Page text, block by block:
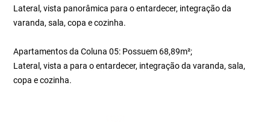
Lateral, vista panorâmica para o entardecer, integração da
varanda, sala, copa e cozinha.
Apartamentos da Coluna 05: Possuem 68,89m²;
Lateral, vista a para o entardecer, integração da varanda, sala,
copa e cozinha.